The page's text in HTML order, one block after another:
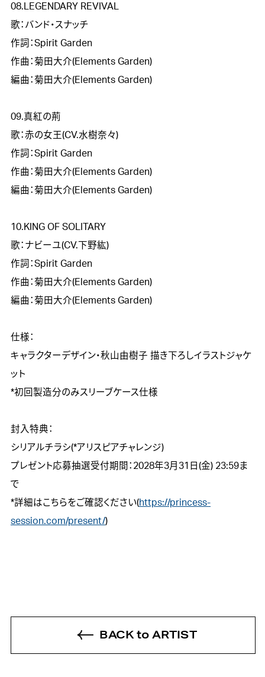
08.LEGENDARY REVIVAL
歌：バンド・スナッチ
作詞：Spirit Garden
作曲：菊田大介(Elements Garden)
編曲：菊田大介(Elements Garden)
09.真紅の荊
歌：赤の女王(CV.水樹奈々)
作詞：Spirit Garden
作曲：菊田大介(Elements Garden)
編曲：菊田大介(Elements Garden)
10.KING OF SOLITARY
歌：ナビーユ(CV.下野紘)
作詞：Spirit Garden
作曲：菊田大介(Elements Garden)
編曲：菊田大介(Elements Garden)
仕様：
キャラクターデザイン・秋山由樹子 描き下ろしイラストジャケ
ット
*初回製造分のみスリーブケース仕様
封入特典：
シリアルチラシ(*アリスピアチャレンジ)
プレゼント応募抽選受付期間：2028年3月31日(金) 23:59ま
で
*詳細はこちらをご確認ください(https://princess-
session.com/present/)
BACK to ARTIST